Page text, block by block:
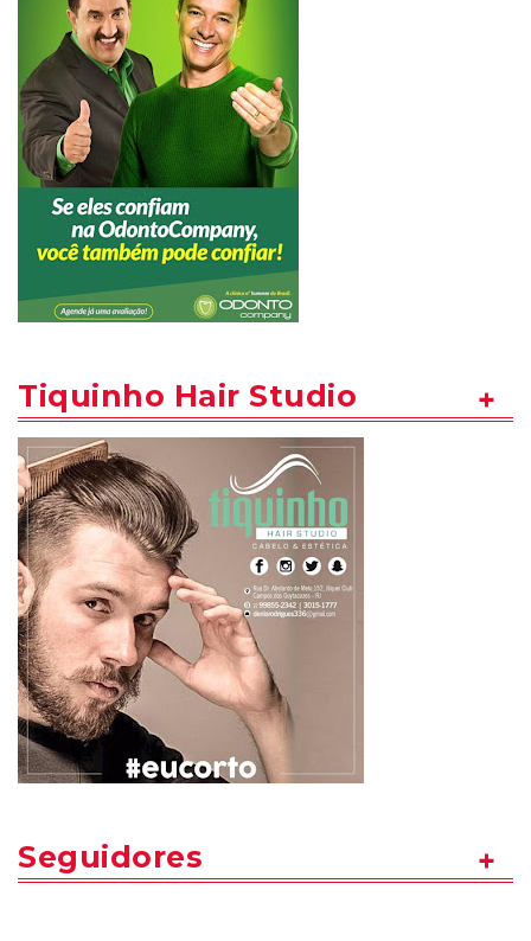
Tiquinho Hair Studio
Seguidores